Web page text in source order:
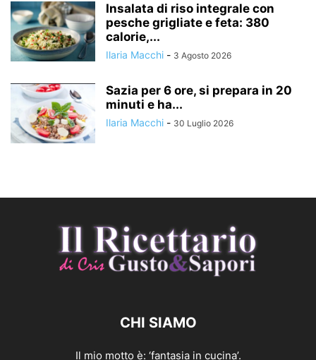
Insalata di riso integrale con
pesche grigliate e feta: 380
calorie,...
Ilaria Macchi - 3 Agosto 2026
Sazia per 6 ore, si prepara in 20
minuti e ha...
Ilaria Macchi - 30 Luglio 2026
CHI SIAMO
Il mio motto è: ‘fantasia in cucina’.